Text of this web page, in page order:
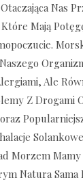
Nas
Mają
Ale
Z Drogami
Morzem
Natura Sama